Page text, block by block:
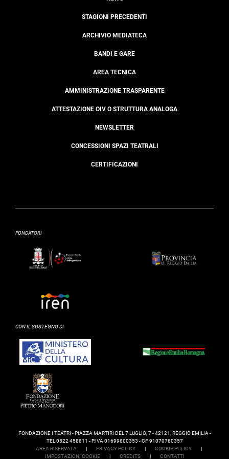
STAGIONI PRECEDENTI
ARCHIVIO MEDIATECA
BANDI E GARE
AREA TECNICA
AMMINISTRAZIONE TRASPARENTE
ATTESTAZIONE OIV O STRUTTURA ANALOGA
NEWSLETTER
CONCESSIONI SPAZI TEATRALI
CERTIFICAZIONI
FONDATORI
CON IL SOSTEGNO DI
FONDAZIONE I TEATRI - PIAZZA MARTIRI DEL 7 LUGLIO, 7 - 42121, REGGIO EMILIA -
TEL 0522 458811 - P.IVA 01699800353 - CF 91070780357
AREA RISERVATA
| PRIVACY POLICY | COOKIE POLICY
|
IMPOSTAZIONI COOKIE
| CREDITS | CONTATTI